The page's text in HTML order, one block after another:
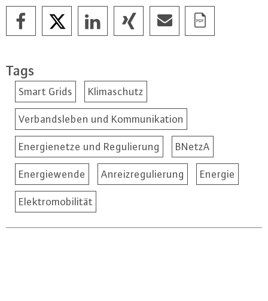
Tags
Smart Grids Klimaschutz
Verbandsleben und Kommunikation
Energienetze und Regulierung BNetzA
Energiewende Anreizregulierung Energie
Elektromobilität